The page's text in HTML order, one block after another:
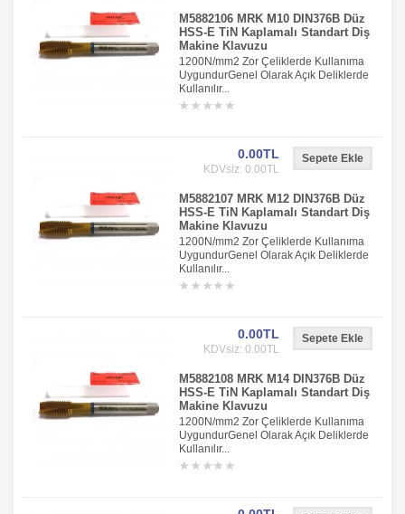
M5882106 MRK M10 DIN376B Düz
HSS-E TiN Kaplamalı Standart Diş
Makine Klavuzu
1200N/mm2 Zor Çeliklerde Kullanıma
UygundurGenel Olarak Açık Deliklerde
Kullanılır...
0.00TL
KDVsiz: 0.00TL
M5882107 MRK M12 DIN376B Düz
HSS-E TiN Kaplamalı Standart Diş
Makine Klavuzu
1200N/mm2 Zor Çeliklerde Kullanıma
UygundurGenel Olarak Açık Deliklerde
Kullanılır...
0.00TL
KDVsiz: 0.00TL
M5882108 MRK M14 DIN376B Düz
HSS-E TiN Kaplamalı Standart Diş
Makine Klavuzu
1200N/mm2 Zor Çeliklerde Kullanıma
UygundurGenel Olarak Açık Deliklerde
Kullanılır...